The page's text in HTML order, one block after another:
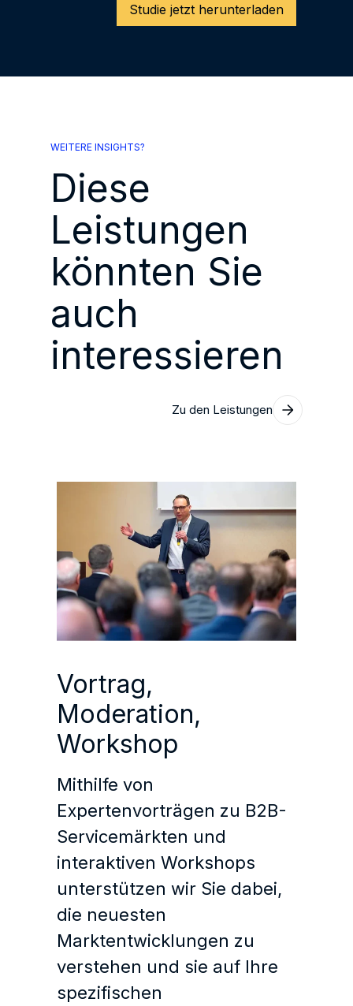
Studie jetzt herunterladen
WEITERE INSIGHTS?
Diese
Leistungen
könnten Sie
auch
interessieren
Zu den Leistungen
Vortrag,
Moderation,
Workshop
Mithilfe von
Expertenvorträgen zu B2B-
Servicemärkten und
interaktiven Workshops
unterstützen wir Sie dabei,
die neuesten
Marktentwicklungen zu
verstehen und sie auf Ihre
spezifischen